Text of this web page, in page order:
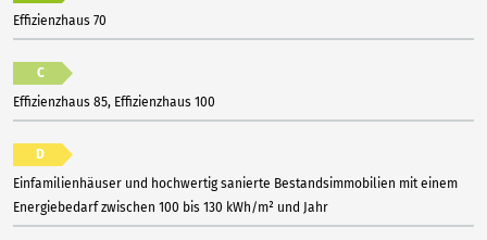
Effizienzhaus 70
C
Effizienzhaus 85, Effizienzhaus 100
D
Einfamilienhäuser und hochwertig sanierte Bestandsimmobilien mit einem
Energiebedarf zwischen 100 bis 130 kWh/m² und Jahr